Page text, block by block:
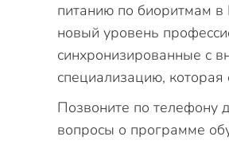
питанию по биоритмам
новый уровень
синхронизированные с
специализацию, которая
Позвоните по телефону
вопросы о программе